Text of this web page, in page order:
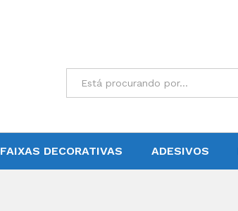
FAIXAS DECORATIVAS ADESIVOS